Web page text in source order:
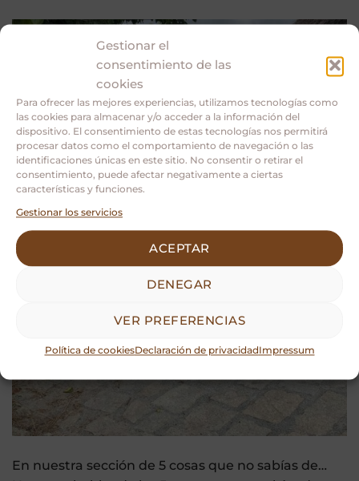
Gestionar el
consentimiento de las
cookies
Para ofrecer las mejores experiencias, utilizamos tecnologías como
las cookies para almacenar y/o acceder a la información del
dispositivo. El consentimiento de estas tecnologías nos permitirá
procesar datos como el comportamiento de navegación o las
identificaciones únicas en este sitio. No consentir o retirar el
consentimiento, puede afectar negativamente a ciertas
características y funciones.
Gestionar los servicios
ACEPTAR
DENEGAR
VER PREFERENCIAS
Política de cookiesDeclaración de privacidadImpressum
En nuestra sección de 5 cosas que no sabías de…